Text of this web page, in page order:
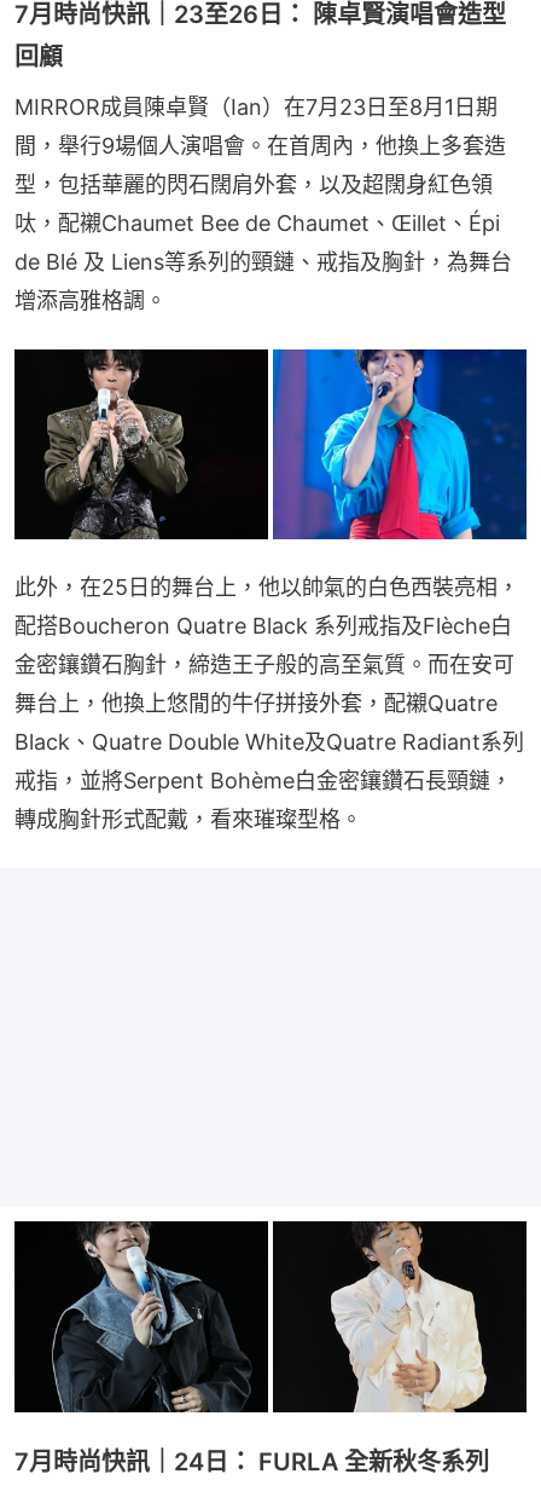
7月時尚快訊｜23至26日： 陳卓賢演唱會造型
回顧
MIRROR成員陳卓賢（Ian）在7月23日至8月1日期
間，舉行9場個人演唱會。在首周內，他換上多套造
型，包括華麗的閃石闊肩外套，以及超闊身紅色領
呔，配襯Chaumet Bee de Chaumet、Œillet、Épi
de Blé 及 Liens等系列的頸鏈、戒指及胸針，為舞台
增添高雅格調。
此外，在25日的舞台上，他以帥氣的白色西裝亮相，
配搭Boucheron Quatre Black 系列戒指及Flèche白
金密鑲鑽石胸針，締造王子般的高至氣質。而在安可
舞台上，他換上悠閒的牛仔拼接外套，配襯Quatre
Black、Quatre Double White及Quatre Radiant系列
戒指，並將Serpent Bohème白金密鑲鑽石長頸鏈，
轉成胸針形式配戴，看來璀璨型格。
7月時尚快訊｜24日： FURLA 全新秋冬系列